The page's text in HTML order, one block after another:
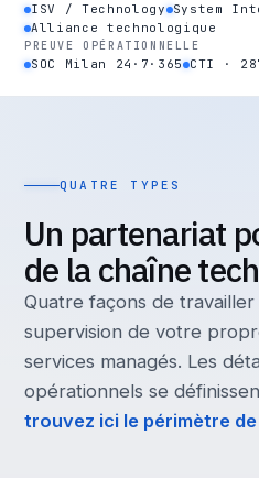
ISV / Technology System
Alliance technologique
PREUVE OPÉRATIONNELLE
SOC Milan 24·7·365 CTI ·
QUATRE TYPES
Un partenariat
de la chaîne
Quatre façons de
supervision de votre
services managés. Les
opérationnels se
trouvez ici le périmètre